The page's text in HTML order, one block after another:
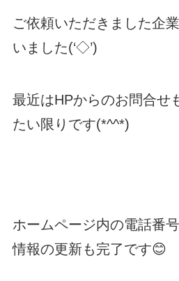
ご依頼いただきました企
いました(‘◇’)ゞ
最近はHPからのお問合せ
たい限りです(*^^*)
ホームページ内の電話番
情報の更新も完了です😊